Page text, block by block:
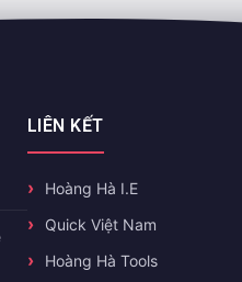
LIÊN KẾT
Hoàng Hà I.E
Quick Việt Nam
Hoàng Hà Tools